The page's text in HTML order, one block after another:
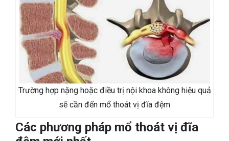
Trường hợp nặng hoặc điều trị nội khoa không hiệu quả
sẽ cần đến mổ thoát vị đĩa đệm
Các phương pháp mổ thoát vị đĩa